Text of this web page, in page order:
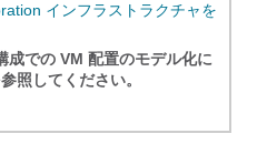
インフラストラクチャを
成での VM 配置のモデル化に
照してください。